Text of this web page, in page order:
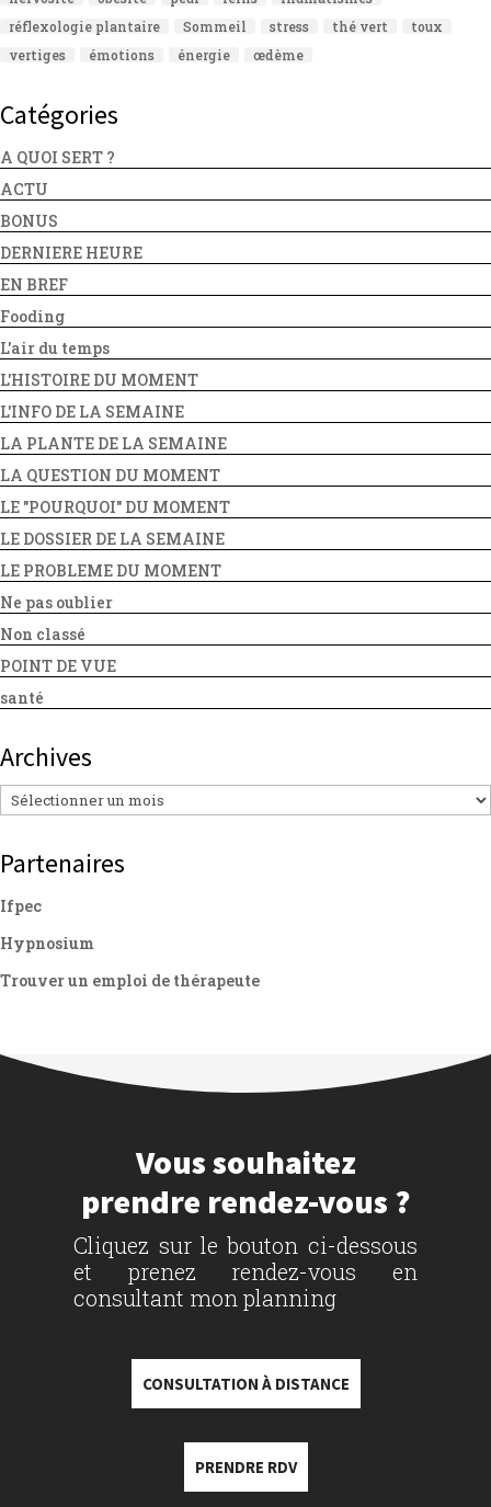
réflexologie plantaire
Sommeil stress thé vert
toux
vertiges
émotions énergie œdème
Catégories
A QUOI SERT ?
ACTU
BONUS
DERNIERE HEURE
EN BREF
Fooding
L'air du temps
L'HISTOIRE DU MOMENT
L'INFO DE LA SEMAINE
LA PLANTE DE LA SEMAINE
LA QUESTION DU MOMENT
LE "POURQUOI" DU MOMENT
LE DOSSIER DE LA SEMAINE
LE PROBLEME DU MOMENT
Ne pas oublier
Non classé
POINT DE VUE
santé
Archives
Archives
Partenaires
Ifpec
Hypnosium
Trouver un emploi de thérapeute
Vous souhaitez
prendre rendez-vous ?
Cliquez sur le bouton ci-dessous
et prenez rendez-vous en
consultant mon planning
CONSULTATION À DISTANCE
PRENDRE RDV